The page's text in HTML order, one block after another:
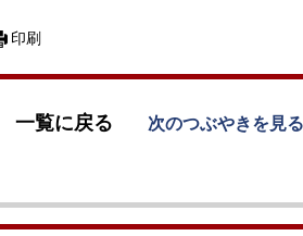
印刷
一覧に戻る 次のつぶやきを見る